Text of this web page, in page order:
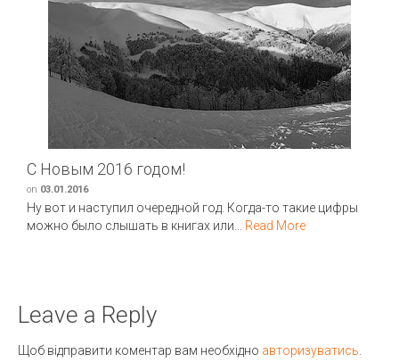
С Новым 2016 годом!
on 03.01.2016
Ну вот и наступил очередной год. Когда-то такие цифры
можно было слышать в книгах или... Read More
Leave a Reply
Щоб відправити коментар вам необхідно авторизуватись